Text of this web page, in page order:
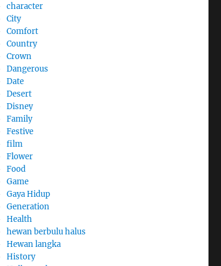
character
City
Comfort
Country
Crown
Dangerous
Date
Desert
Disney
Family
Festive
film
Flower
Food
Game
Gaya Hidup
Generation
Health
hewan berbulu halus
Hewan langka
History